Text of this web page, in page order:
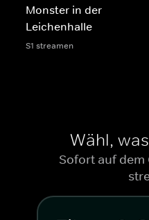
Monster in der
Leichenhalle
S1 streamen
Wähl,
Sofort auf dem